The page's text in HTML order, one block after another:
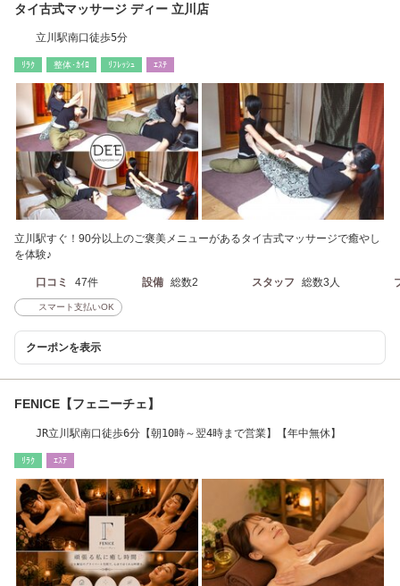
タイ古式マッサージ ディー 立川店
立川駅南口徒歩5分
ﾘﾗｸ 整体･ｶｲﾛ ﾘﾌﾚｯｼｭ ｴｽﾃ
立川駅すぐ！90分以上のご褒美メニューがあるタイ古式マッサージで癒やし
を体験♪
口コミ 47件 設備 総数2 スタッフ 総数3人
スマート支払いOK
クーポンを表示
FENICE【フェニーチェ】
JR立川駅南口徒歩6分【朝10時～翌4時まで営業】【年中無休】
ﾘﾗｸ ｴｽﾃ